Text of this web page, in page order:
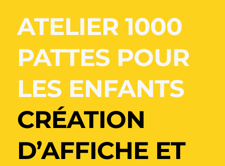
ATELIER 1000
PATTES POUR
LES ENFANTS
CRÉATION
D’AFFICHE ET